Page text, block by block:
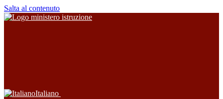
Salta al contenuto
Italiano